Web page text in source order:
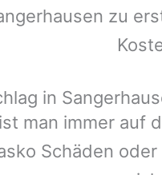
zu
in
man immer auf
Schäden